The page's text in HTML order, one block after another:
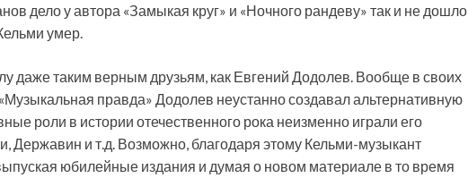
дело у автора «Замыкая круг» и «Ночного рандеву» так и не дошло,
умер.
даже таким верным друзьям, как Евгений Додолев. Вообще в своих
правда» Додолев неустанно создавал альтернативную
роли в истории отечественного рока неизменно играли его
Державин и т.д. Возможно, благодаря этому Кельми-музыкант
юбилейные издания и думая о новом материале в то время